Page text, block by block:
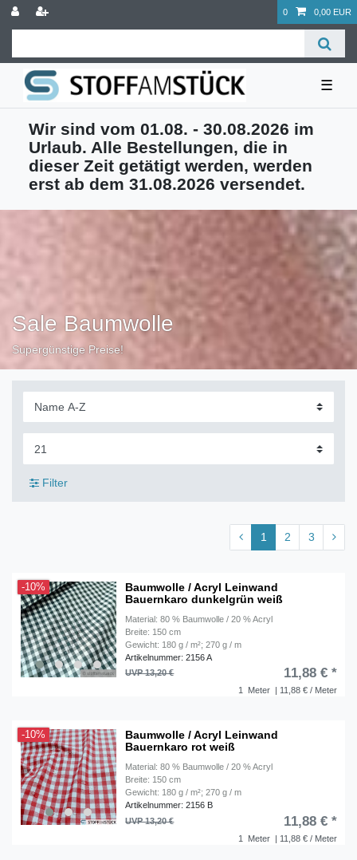
0 0,00 EUR
☰
Wir sind vom 01.08. - 30.08.2026 im
Urlaub. Alle Bestellungen, die in
dieser Zeit getätigt werden, werden
erst ab dem 31.08.2026 versendet.
Sale Baumwolle
Supergünstige Preise!
Filter
1 2 3
-10%
Baumwolle / Acryl Leinwand
Bauernkaro dunkelgrün weiß
Material: 80 % Baumwolle / 20 % Acryl
Breite: 150 cm
Gewicht: 180 g / m²; 270 g / m
Artikelnummer: 2156 A
1 Meter | 11,88 € / Meter
UVP 13,20 € 11,88 € *
-10%
Baumwolle / Acryl Leinwand
Bauernkaro rot weiß
Material: 80 % Baumwolle / 20 % Acryl
Breite: 150 cm
Gewicht: 180 g / m²; 270 g / m
Artikelnummer: 2156 B
1 Meter | 11,88 € / Meter
UVP 13,20 € 11,88 € *